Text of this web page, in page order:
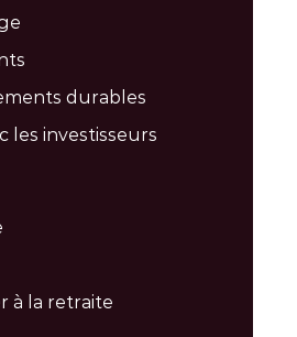
durables
les investisseurs
à la retraite